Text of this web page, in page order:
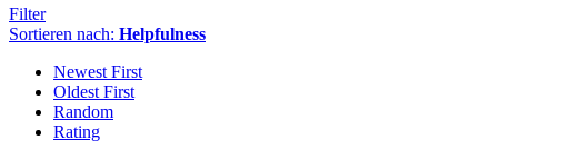
Filter
Sortieren nach: Helpfulness
Newest First
Oldest First
Random
Rating